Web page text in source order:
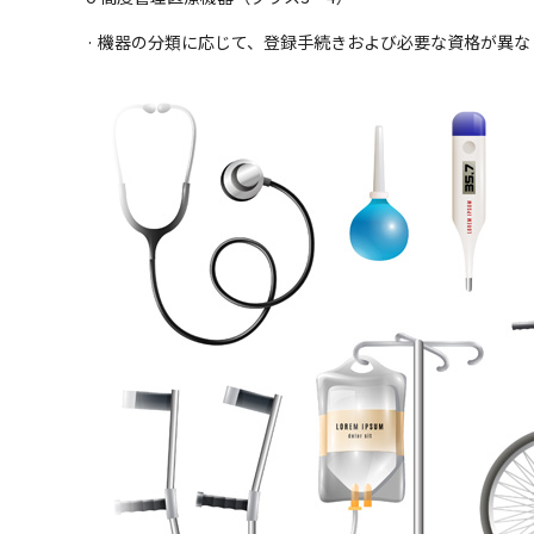
· 機器の分類に応じて、登録手続きおよび必要な資格が異